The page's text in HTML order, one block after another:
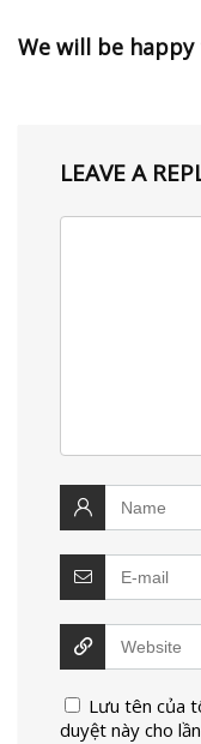
We will be
LEAVE A
Lưu tên của
duyệt này cho